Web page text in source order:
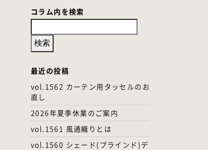
コラム内を検索
最近の投稿
vol.1562 カーテン用タッセルのお
直し
2026年夏季休業のご案内
vol.1561 風通織りとは
vol.1560 シェード(ブラインド)デ